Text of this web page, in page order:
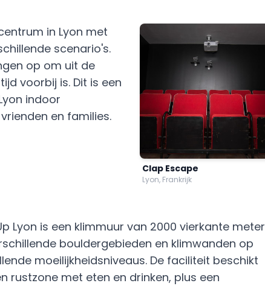
Clap Escape
Lyon, Frankrijk
in Lyon met
scenario's.
op om uit de
voorbij is. Dit is een
indoor
en families.
Lyon is een klimmuur van 2000 vierkante meter
bouldergebieden en klimwanden op
moeilijkheidsniveaus. De faciliteit beschikt
rustzone met eten en drinken, plus een